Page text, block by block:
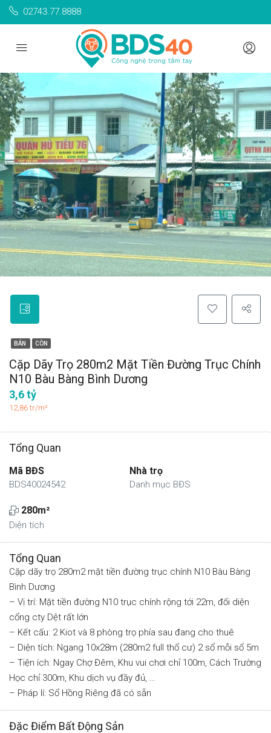
02743.77.8888
BÁN CÒN
Cặp Dãy Trọ 280m2 Mặt Tiền Đường Trục Chính
N10 Bàu Bàng Bình Dương
3,6 tỷ
12,86 tr/m²
Tổng Quan
Mã BĐS
BDS40024542
Nhà trọ
Danh mục BĐS
280m²
Diện tích
Tổng Quan
Cặp dãy trọ 280m2 mặt tiền đường trục chính N10 Bàu Bàng
Bình Dương
– Vị trí: Mặt tiền đường N10 trục chính rộng tới 22m, đối diện
cổng cty Dệt rất lớn
– Kết cấu: 2 Kiot và 8 phòng trọ phía sau đang cho thuê
– Diện tích: Ngang 10x28m (280m2 full thổ cư) 2 sổ mỗi sổ 5m
– Tiện ích: Ngay Chợ Đêm, Khu vui chơi chỉ 100m, Cách Trường
Học chỉ 300m, Khu dịch vụ đầy đủ, …
– Pháp lí: Sổ Hồng Riêng đã có sẵn
Đặc Điểm Bất Động Sản